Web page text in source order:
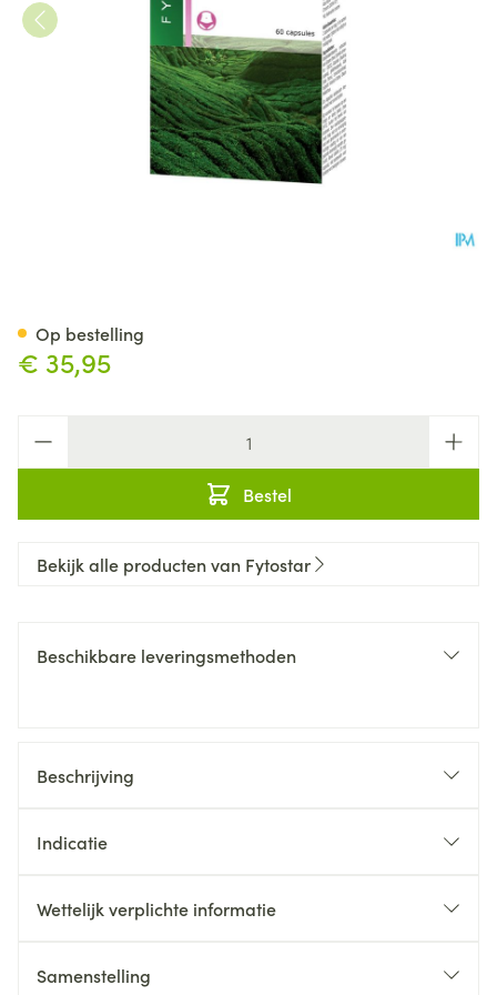
€ 35,95
Bestel
Op bestelling
Bekijk alle producten van Fytostar
Beschikbare leveringsmethoden
Beschrijving
Indicatie
Wettelijk verplichte informatie
Samenstelling